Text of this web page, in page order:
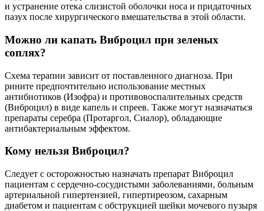
и устранение отека слизистой оболочки носа и придаточных
пазух после хирургического вмешательства в этой области.
Можно ли капать Виброцил при зеленых
соплях?
Схема терапии зависит от поставленного диагноза. При
рините предпочтительно использование местных
антибиотиков (Изофра) и противовоспалительных средств
(Виброцил) в виде капель и спреев. Также могут назначаться
препараты серебра (Протаргол, Сиалор), обладающие
антибактериальным эффектом.
Кому нельзя Виброцил?
Следует с осторожностью назначать препарат Виброцил
пациентам с сердечно-сосудистыми заболеваниями, больным
артериальной гипертензией, гипертиреозом, сахарным
диабетом и пациентам с обструкцией шейки мочевого пузыря